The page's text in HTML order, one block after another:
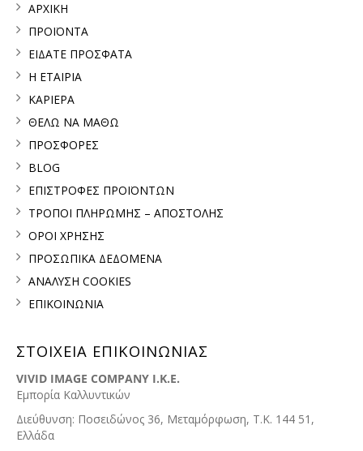
ΑΡΧΙΚΗ
ΠΡΟΪΟΝΤΑ
ΕΙΔΑΤΕ ΠΡΟΣΦΑΤΑ
Η ΕΤΑΙΡΙΑ
ΚΑΡΙΕΡΑ
ΘΕΛΩ ΝΑ ΜΑΘΩ
ΠΡΟΣΦΟΡΕΣ
BLOG
ΕΠΙΣΤΡΟΦΕΣ ΠΡΟΪΟΝΤΩΝ
ΤΡΟΠΟΙ ΠΛΗΡΩΜΗΣ – ΑΠΟΣΤΟΛΗΣ
ΟΡΟΙ ΧΡΗΣΗΣ
ΠΡΟΣΩΠΙΚΑ ΔΕΔΟΜΕΝΑ
ΑΝΑΛΥΣΗ COOKIES
ΕΠΙΚΟΙΝΩΝΙΑ
ΣΤΟΙΧΕΙΑ ΕΠΙΚΟΙΝΩΝΙΑΣ
VIVID IMAGE COMPANY I.K.E.
Εμπορία Καλλυντικών
Διεύθυνση: Ποσειδώνος 36, Μεταμόρφωση, Τ.Κ. 144 51,
Ελλάδα